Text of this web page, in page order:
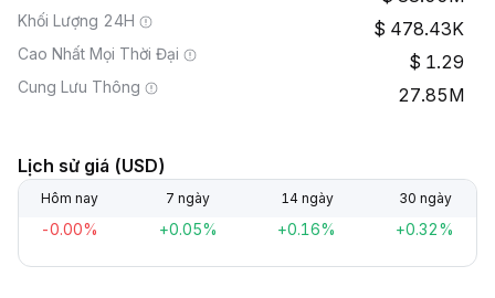
Khối Lượng 24H 478.43K
Cao Nhất Mọi Thời Đại 1.29
Cung Lưu Thông 27.85M
Lịch sử giá (USD)
Hôm nay 7 ngày 14 ngày 30 ngày
-0.00% +0.05% +0.16% +0.32%